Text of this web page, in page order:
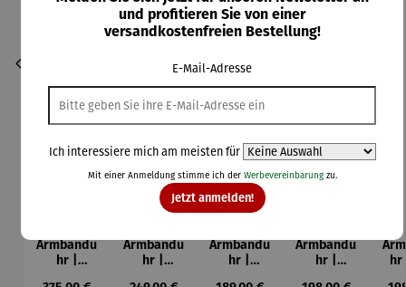
Armbandu
hr |
Armbandu
hr |
Armbandu
hr |
Armbandu
hr |
und profitieren Sie von einer
versandkostenfreien Bestellung!
E-Mail-Adresse
Ich interessiere mich am meisten für
Mit einer Anmeldung stimme ich der Werbevereinbarungzu.
Jetzt anmelden!